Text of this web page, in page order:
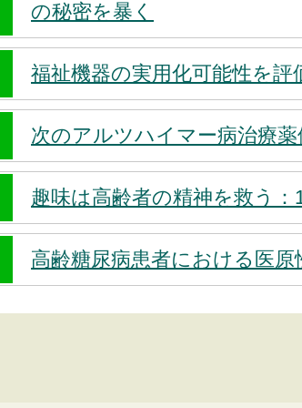
の秘密を暴く
福祉機器の実用化可能性を
次のアルツハイマー病治療
趣味は高齢者の精神を救う
高齢糖尿病患者における医原